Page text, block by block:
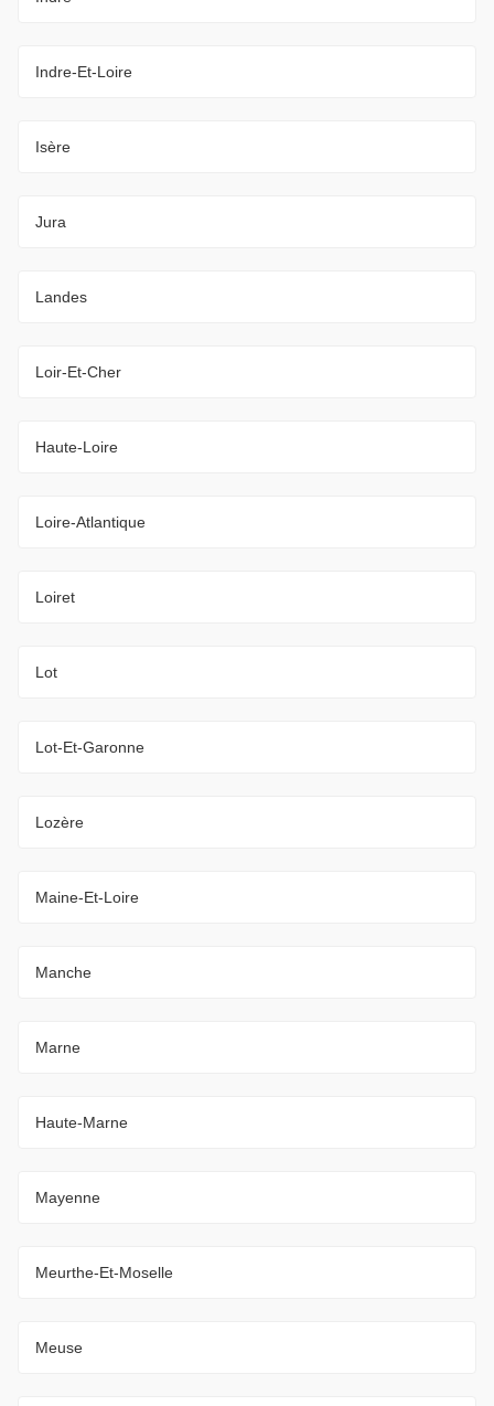
Indre-Et-Loire
Isère
Jura
Landes
Loir-Et-Cher
Haute-Loire
Loire-Atlantique
Loiret
Lot
Lot-Et-Garonne
Lozère
Maine-Et-Loire
Manche
Marne
Haute-Marne
Mayenne
Meurthe-Et-Moselle
Meuse